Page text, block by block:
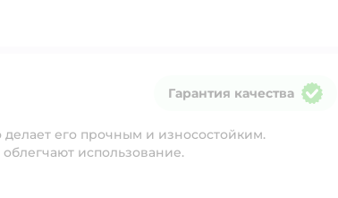
Гарантия качества
его прочным и износостойким.
использование.